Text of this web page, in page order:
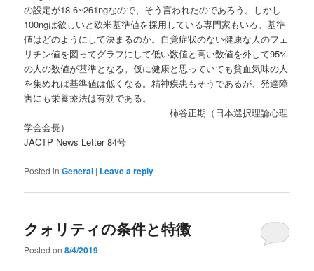
の設定が18.6~261ngなので、そう言われたのであろう。しかし
100ngは欲しいと欧米基準値を採用している専門家もいる。基準
値はどのようにして決まるのか。自覚症状のない健康な人のフェ
リチン値を図ってグラフにして低い数値と高い数値を外して95%
の人の数値が基準となる。仮に健康と思っていても貧血気味の人
を集めれば基準値は低くなる。精神疾患もそうであるが、発達障
害にも栄養療法は有効である。
柿谷正期（日本選択理論心理
学会会長）
JACTP News Letter 84号
Posted in General | Leave a reply
クォリティの条件と特徴
Posted on8/4/2019